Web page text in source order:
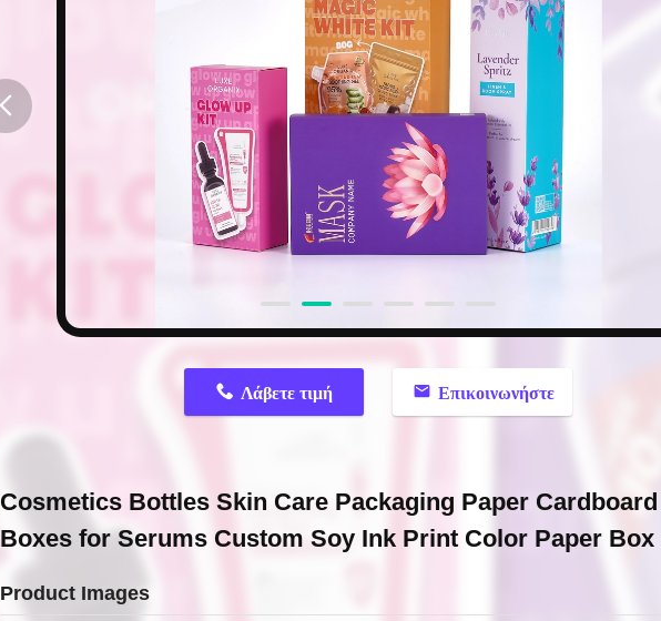
Λάβετε τιμή Επικοινωνήστε
Cosmetics Bottles Skin Care Packaging Paper
Boxes for Serums Custom Soy Ink Print Color Paper Box
Product Images